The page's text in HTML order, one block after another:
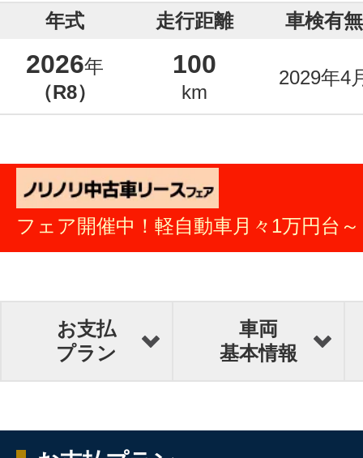
年式 走行距離 車検有無
2026年
（R8）
100
km
2029年4
フェア開催中！軽自動車月々1万円台～
お支払
プラン
車両
基本情報